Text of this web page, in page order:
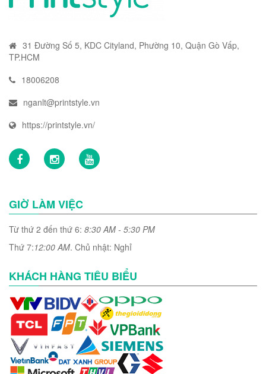
31 Đường Số 5, KDC Cityland, Phường 10, Quận Gò Vấp,
TP.HCM
18006208
nganlt@printstyle.vn
https://printstyle.vn/
GIỜ LÀM VIỆC
Từ thứ 2 đến thứ 6: 8:30 AM - 5:30 PM
Thứ 7:12:00 AM. Chủ nhật: Nghỉ
KHÁCH HÀNG TIÊU BIỂU